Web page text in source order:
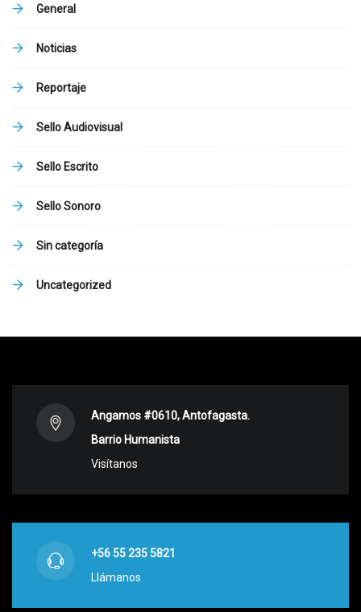
General
Noticias
Reportaje
Sello Audiovisual
Sello Escrito
Sello Sonoro
Sin categoría
Uncategorized
Angamos #0610, Antofagasta.
Barrio Humanista
Visítanos
+56 55 235 5821
Llámanos